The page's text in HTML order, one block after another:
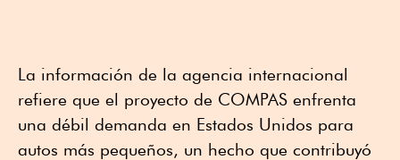
La información de la agencia internacional
refiere que el proyecto de COMPAS enfrenta
una débil demanda en Estados Unidos para
autos más pequeños, un hecho que contribuyó